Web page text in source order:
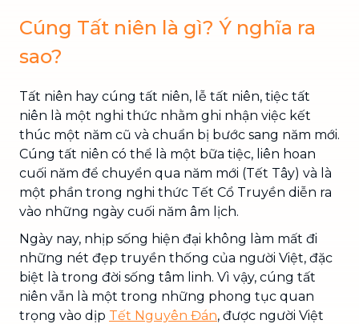
Cúng Tất niên là gì? Ý nghĩa ra
sao?
Tất niên hay cúng tất niên, lễ tất niên, tiệc tất
niên là một nghi thức nhằm ghi nhận việc kết
thúc một năm cũ và chuẩn bị bước sang năm mới.
Cúng tất niên có thể là một bữa tiệc, liên hoan
cuối năm để chuyển qua năm mới (Tết Tây) và là
một phần trong nghi thức Tết Cổ Truyền diễn ra
vào những ngày cuối năm âm lịch.
Ngày nay, nhịp sống hiện đại không làm mất đi
những nét đẹp truyền thống của người Việt, đặc
biệt là trong đời sống tâm linh. Vì vậy, cúng tất
niên vẫn là một trong những phong tục quan
trọng vào dịp Tết Nguyên Đán, được người Việt